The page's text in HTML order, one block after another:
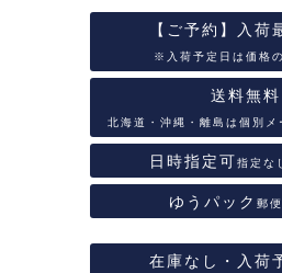
【ご予約】入荷
※入荷予定日は価格
送料無料
北海道・沖縄・離島は個別
日時指定可指定な
ゆうパック 郵
在庫なし・入荷